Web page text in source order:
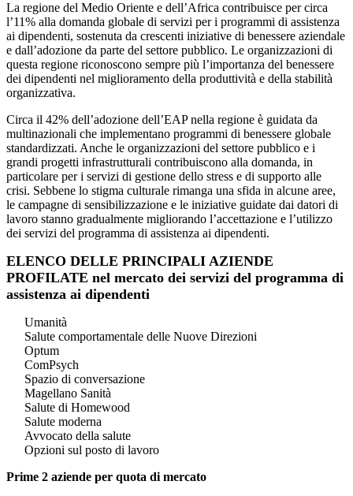
La regione del Medio Oriente e dell’Africa contribuisce per circa
l’11% alla domanda globale di servizi per i programmi di assistenza
ai dipendenti, sostenuta da crescenti iniziative di benessere aziendale
e dall’adozione da parte del settore pubblico. Le organizzazioni di
questa regione riconoscono sempre più l’importanza del benessere
dei dipendenti nel miglioramento della produttività e della stabilità
organizzativa.
Circa il 42% dell’adozione dell’EAP nella regione è guidata da
multinazionali che implementano programmi di benessere globale
standardizzati. Anche le organizzazioni del settore pubblico e i
grandi progetti infrastrutturali contribuiscono alla domanda, in
particolare per i servizi di gestione dello stress e di supporto alle
crisi. Sebbene lo stigma culturale rimanga una sfida in alcune aree,
le campagne di sensibilizzazione e le iniziative guidate dai datori di
lavoro stanno gradualmente migliorando l’accettazione e l’utilizzo
dei servizi del programma di assistenza ai dipendenti.
ELENCO DELLE PRINCIPALI AZIENDE
PROFILATE nel mercato dei servizi del programma di
assistenza ai dipendenti
Umanità
Salute comportamentale delle Nuove Direzioni
Optum
ComPsych
Spazio di conversazione
Magellano Sanità
Salute di Homewood
Salute moderna
Avvocato della salute
Opzioni sul posto di lavoro
Prime 2 aziende per quota di mercato